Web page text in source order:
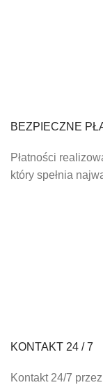
BEZPIECZNE
Płatności
który spełnia
KONTAKT 24 / 7
Kontakt 24/7 przez